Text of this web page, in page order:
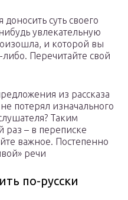
суть своего
увлекательную
и которой вы
Перечитайте свой
из рассказа
потерял изначального
Таким
раз – в переписке
важное. Постепенно
речи
по-русски